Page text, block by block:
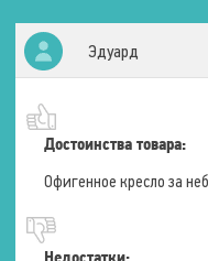
Материал изготовления
Эффект массажа
Роликовый массаж
Эдуард
Достоинства товара:
Офигенное кресло за